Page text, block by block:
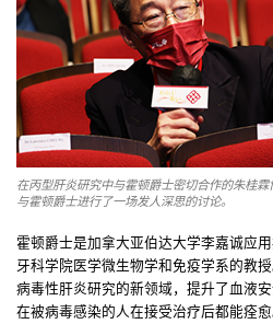
在丙型肝炎研究中与霍顿爵士密切合作的朱桂霖
与霍顿爵士进行了一场发人深思的讨论。
霍顿爵士是加拿大亚伯达大学李嘉诚应
牙科学院医学微生物学和免疫学系的教
病毒性肝炎研究的新领域，提升了血液
在被病毒感染的人在接受治疗后都能痊